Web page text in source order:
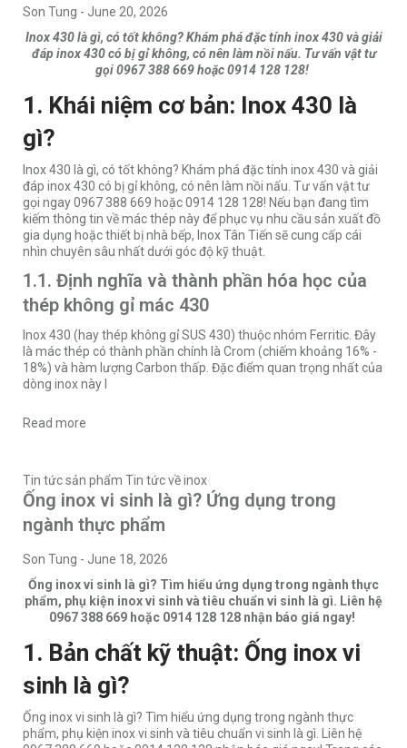
Son Tung - June 20, 2026
Inox 430 là gì, có tốt không? Khám phá đặc tính inox 430 và giải
đáp inox 430 có bị gỉ không, có nên làm nồi nấu. Tư vấn vật tư
gọi 0967 388 669 hoặc 0914 128 128!
1. Khái niệm cơ bản: Inox 430 là
gì?
Inox 430 là gì, có tốt không? Khám phá đặc tính inox 430 và giải
đáp inox 430 có bị gỉ không, có nên làm nồi nấu. Tư vấn vật tư
gọi ngay 0967 388 669 hoặc 0914 128 128! Nếu bạn đang tìm
kiếm thông tin về mác thép này để phục vụ nhu cầu sản xuất đồ
gia dụng hoặc thiết bị nhà bếp, Inox Tân Tiến sẽ cung cấp cái
nhìn chuyên sâu nhất dưới góc độ kỹ thuật.
1.1. Định nghĩa và thành phần hóa học của
thép không gỉ mác 430
Inox 430 (hay thép không gỉ SUS 430) thuộc nhóm Ferritic. Đây
là mác thép có thành phần chính là Crom (chiếm khoảng 16% -
18%) và hàm lượng Carbon thấp. Đặc điểm quan trọng nhất của
dòng inox này l
Read more
Tin tức sản phẩm Tin tức về inox
Ống inox vi sinh là gì? Ứng dụng trong
ngành thực phẩm
Son Tung - June 18, 2026
Ống inox vi sinh là gì? Tìm hiểu ứng dụng trong ngành thực
phẩm, phụ kiện inox vi sinh và tiêu chuẩn vi sinh là gì. Liên hệ
0967 388 669 hoặc 0914 128 128 nhận báo giá ngay!
1. Bản chất kỹ thuật: Ống inox vi
sinh là gì?
Ống inox vi sinh là gì? Tìm hiểu ứng dụng trong ngành thực
phẩm, phụ kiện inox vi sinh và tiêu chuẩn vi sinh là gì. Liên hệ